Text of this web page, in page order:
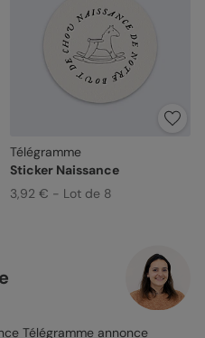
Télégramme
Sticker Naissance
3,92 € - Lot de 8
Télégramme annonce